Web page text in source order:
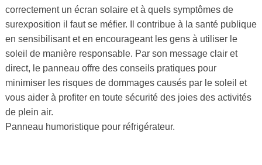
correctement un écran solaire et à quels symptômes de
surexposition il faut se méfier. Il contribue à la santé publique
en sensibilisant et en encourageant les gens à utiliser le
soleil de manière responsable. Par son message clair et
direct, le panneau offre des conseils pratiques pour
minimiser les risques de dommages causés par le soleil et
vous aider à profiter en toute sécurité des joies des activités
de plein air.
Panneau humoristique pour réfrigérateur.